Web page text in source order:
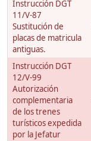
Instrucción DGT
11/V-87
Sustitución de
placas de matricula
antiguas.
Instrucción DGT
12/V-99
Autorización
complementaria
de los trenes
turísticos expedida
por la Jefatur